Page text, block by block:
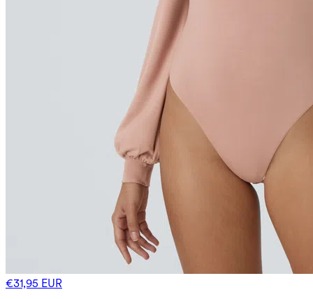
€31,95 EUR